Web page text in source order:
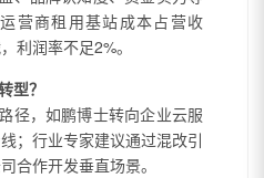
营商租用基站成本占营收
利润率不足2%。
型？
径，如鹏博士转向企业云服
；行业专家建议通过混改引
合作开发垂直场景。